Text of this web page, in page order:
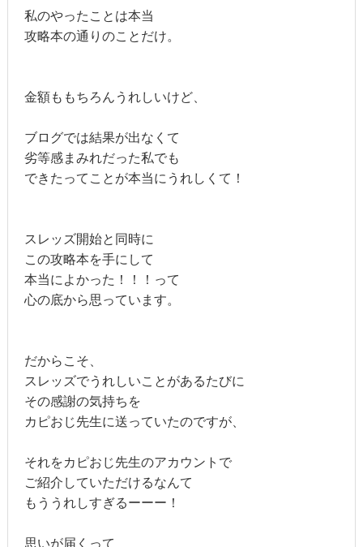
私のやったことは本当
攻略本の通りのことだけ。
金額ももちろんうれしいけど、
ブログでは結果が出なくて
劣等感まみれだった私でも
できたってことが本当にうれしくて！
スレッズ開始と同時に
この攻略本を手にして
本当によかった！！！って
心の底から思っています。
だからこそ、
スレッズでうれしいことがあるたびに
その感謝の気持ちを
カピおじ先生に送っていたのですが、
それをカピおじ先生のアカウントで
ご紹介していただけるなんて
もううれしすぎるーーー！
思いが届くって